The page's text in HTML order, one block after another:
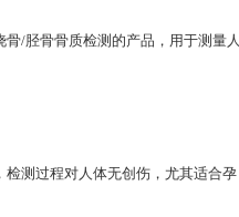
骨/胫骨骨质检测的产品，用于测量
检测过程对人体无创伤，尤其适合孕